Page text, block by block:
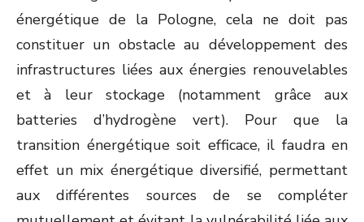
énergétique de la Pologne, cela ne doit pas
constituer un obstacle au développement des
infrastructures liées aux énergies renouvelables
et à leur stockage (notamment grâce aux
batteries d’hydrogène vert). Pour que la
transition énergétique soit efficace, il faudra en
effet un mix énergétique diversifié, permettant
aux différentes sources de se compléter